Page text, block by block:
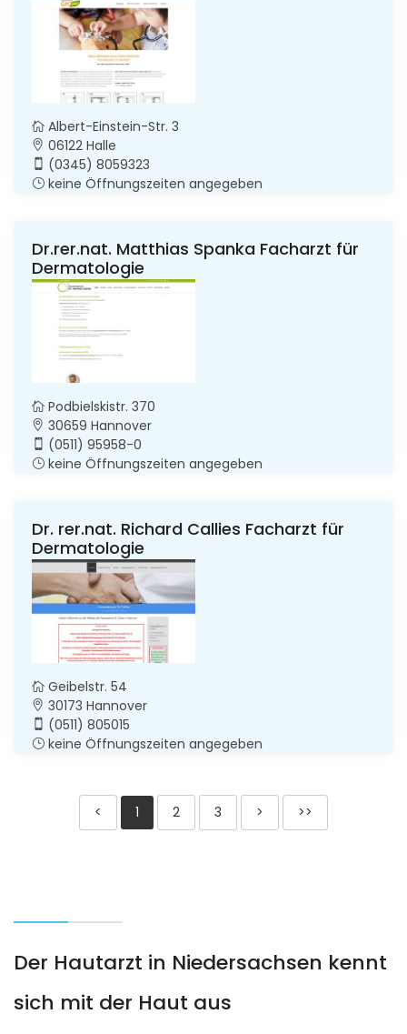
Albert-Einstein-Str. 3
06122 Halle
(0345) 8059323
keine Öffnungszeiten angegeben
Dr.rer.nat. Matthias Spanka Facharzt für
Dermatologie
Podbielskistr. 370
30659 Hannover
(0511) 95958-0
keine Öffnungszeiten angegeben
Dr. rer.nat. Richard Callies Facharzt für
Dermatologie
Geibelstr. 54
30173 Hannover
(0511) 805015
keine Öffnungszeiten angegeben
< 1 2 3 > >>
Der Hautarzt in Niedersachsen kennt
sich mit der Haut aus